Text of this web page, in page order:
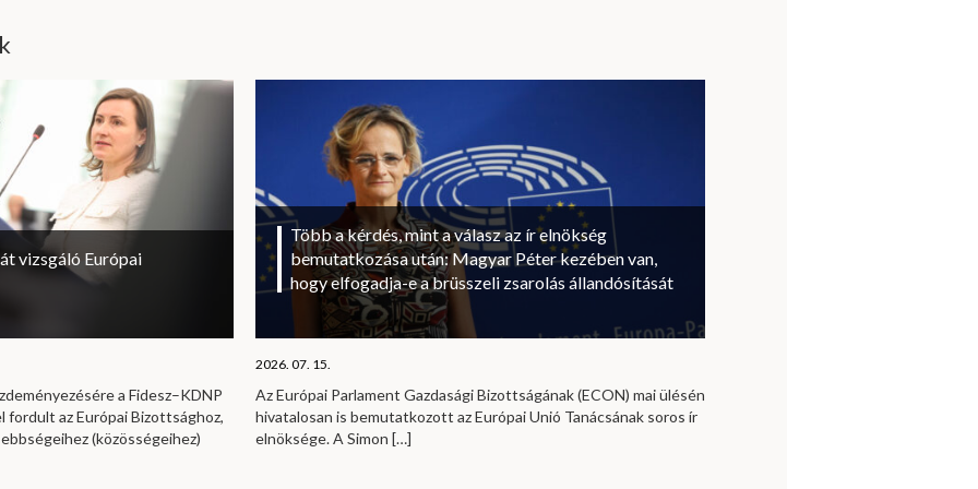
vizsgáló Európai
a Fidesz–KDNP
fordult az Európai Bizottsághoz,
(közösségeihez)
Több a kérdés, mint a válasz az ír elnökség
bemutatkozása után: Magyar Péter kezében van,
hogy elfogadja-e a brüsszeli zsarolás állandósítását
2026. 07. 15.
Az Európai Parlament Gazdasági Bizottságának (ECON) mai ülésén
hivatalosan is bemutatkozott az Európai Unió Tanácsának soros ír
elnöksége. A Simon […]